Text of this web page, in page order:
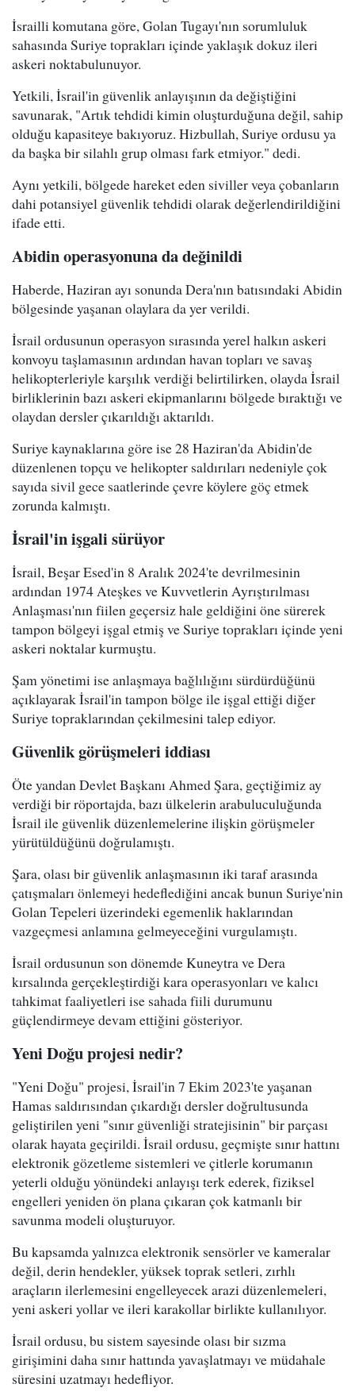
İsrailli komutana göre, Golan Tugayı'nın sorumluluk
sahasında Suriye toprakları içinde yaklaşık dokuz ileri
askeri noktabulunuyor.
Yetkili, İsrail'in güvenlik anlayışının da değiştiğini
savunarak, "Artık tehdidi kimin oluşturduğuna değil, sahip
olduğu kapasiteye bakıyoruz. Hizbullah, Suriye ordusu ya
da başka bir silahlı grup olması fark etmiyor." dedi.
Aynı yetkili, bölgede hareket eden siviller veya çobanların
dahi potansiyel güvenlik tehdidi olarak değerlendirildiğini
ifade etti.
Abidin operasyonuna da değinildi
Haberde, Haziran ayı sonunda Dera'nın batısındaki Abidin
bölgesinde yaşanan olaylara da yer verildi.
İsrail ordusunun operasyon sırasında yerel halkın askeri
konvoyu taşlamasının ardından havan topları ve savaş
helikopterleriyle karşılık verdiği belirtilirken, olayda İsrail
birliklerinin bazı askeri ekipmanlarını bölgede bıraktığı ve
olaydan dersler çıkarıldığı aktarıldı.
Suriye kaynaklarına göre ise 28 Haziran'da Abidin'de
düzenlenen topçu ve helikopter saldırıları nedeniyle çok
sayıda sivil gece saatlerinde çevre köylere göç etmek
zorunda kalmıştı.
İsrail'in işgali sürüyor
İsrail, Beşar Esed'in 8 Aralık 2024'te devrilmesinin
ardından 1974 Ateşkes ve Kuvvetlerin Ayrıştırılması
Anlaşması'nın fiilen geçersiz hale geldiğini öne sürerek
tampon bölgeyi işgal etmiş ve Suriye toprakları içinde yeni
askeri noktalar kurmuştu.
Şam yönetimi ise anlaşmaya bağlılığını sürdürdüğünü
açıklayarak İsrail'in tampon bölge ile işgal ettiği diğer
Suriye topraklarından çekilmesini talep ediyor.
Güvenlik görüşmeleri iddiası
Öte yandan Devlet Başkanı Ahmed Şara, geçtiğimiz ay
verdiği bir röportajda, bazı ülkelerin arabuluculuğunda
İsrail ile güvenlik düzenlemelerine ilişkin görüşmeler
yürütüldüğünü doğrulamıştı.
Şara, olası bir güvenlik anlaşmasının iki taraf arasında
çatışmaları önlemeyi hedeflediğini ancak bunun Suriye'nin
Golan Tepeleri üzerindeki egemenlik haklarından
vazgeçmesi anlamına gelmeyeceğini vurgulamıştı.
İsrail ordusunun son dönemde Kuneytra ve Dera
kırsalında gerçekleştirdiği kara operasyonları ve kalıcı
tahkimat faaliyetleri ise sahada fiili durumunu
güçlendirmeye devam ettiğini gösteriyor.
Yeni Doğu projesi nedir?
"Yeni Doğu" projesi, İsrail'in 7 Ekim 2023'te yaşanan
Hamas saldırısından çıkardığı dersler doğrultusunda
geliştirilen yeni "sınır güvenliği stratejisinin" bir parçası
olarak hayata geçirildi. İsrail ordusu, geçmişte sınır hattını
elektronik gözetleme sistemleri ve çitlerle korumanın
yeterli olduğu yönündeki anlayışı terk ederek, fiziksel
engelleri yeniden ön plana çıkaran çok katmanlı bir
savunma modeli oluşturuyor.
Bu kapsamda yalnızca elektronik sensörler ve kameralar
değil, derin hendekler, yüksek toprak setleri, zırhlı
araçların ilerlemesini engelleyecek arazi düzenlemeleri,
yeni askeri yollar ve ileri karakollar birlikte kullanılıyor.
İsrail ordusu, bu sistem sayesinde olası bir sızma
girişimini daha sınır hattında yavaşlatmayı ve müdahale
süresini uzatmayı hedefliyor.